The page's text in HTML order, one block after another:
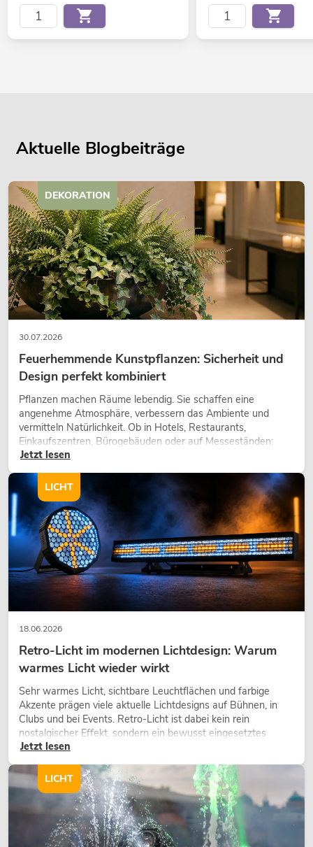
Aktuelle Blogbeiträge
30.07.2026
Feuerhemmende Kunstpflanzen: Sicherheit und
Design perfekt kombiniert
Pflanzen machen Räume lebendig. Sie schaffen eine
angenehme Atmosphäre, verbessern das Ambiente und
vermitteln Natürlichkeit. Ob in Hotels, Restaurants,
Einkaufszentren, Bürogebäuden oder auf Messeständen:
eine hochwertige Begrünung gehört heute längst zum
Jetzt lesen
DEKORATION
18.06.2026
Retro-Licht im modernen Lichtdesign: Warum
warmes Licht wieder wirkt
Sehr warmes Licht, sichtbare Leuchtflächen und farbige
Akzente prägen viele aktuelle Lichtdesigns auf Bühnen, in
Clubs und bei Events. Retro-Licht ist dabei kein rein
nostalgischer Effekt, sondern ein bewusst eingesetztes
Gestaltungsmittel: Es schafft Atmosphäre, gibt Szenen
wirken lassen.
Jetzt lesen
LICHT
LICHT